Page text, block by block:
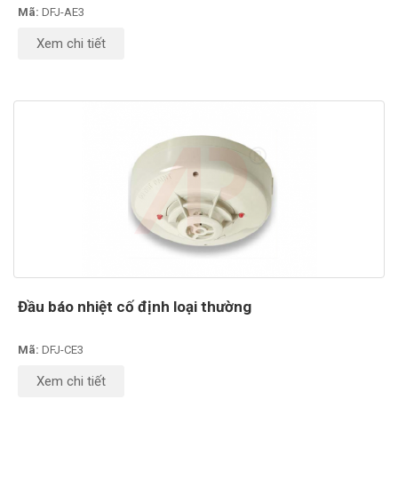
Mã: DFJ-AE3
Xem chi tiết
Đầu báo nhiệt cố định loại thường
Mã: DFJ-CE3
Xem chi tiết